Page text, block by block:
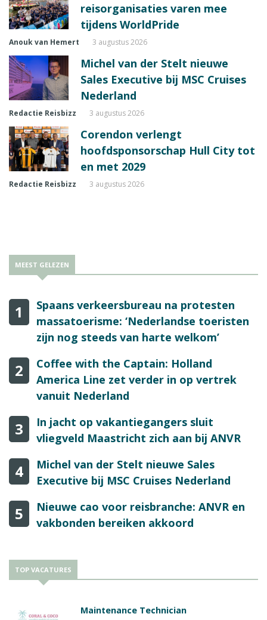
reisorganisaties varen mee
tijdens WorldPride
Anouk van Hemert 3 augustus 2026
Michel van der Stelt nieuwe
Sales Executive bij MSC Cruises
Nederland
Redactie Reisbizz 3 augustus 2026
Corendon verlengt
hoofdsponsorschap Hull City tot
en met 2029
Redactie Reisbizz 3 augustus 2026
MEEST GELEZEN
1
Spaans verkeersbureau na protesten
massatoerisme: ‘Nederlandse toeristen
zijn nog steeds van harte welkom’
2
Coffee with the Captain: Holland
America Line zet verder in op vertrek
vanuit Nederland
3
In jacht op vakantiegangers sluit
vliegveld Maastricht zich aan bij ANVR
4
Michel van der Stelt nieuwe Sales
Executive bij MSC Cruises Nederland
5
Nieuwe cao voor reisbranche: ANVR en
vakbonden bereiken akkoord
TOP VACATURES
Maintenance Technician